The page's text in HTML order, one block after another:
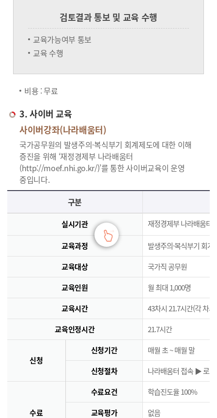
검토결과 통보 및 교육 수행
교육가능여부 통보
교육 수행
비용 : 무료
3. 사이버 교육
사이버강좌(나라배움터)
국가공무원의 발생주의·복식부기 회계제도에 대한 이해
증진을 위해 ‘재정경제부 나라배움터
(http://moef.nhi.go.kr/)’를 통한 사이버교육이 운영
중입니다.
사이버교육의 사이버강좌(나라배움터)에 대한 안내로 실시기관, 교육과정, 대상, 인원, 시간, 인정시간, 신청(기간,절차), 수료(요건,평가,수료증)으로 구분되며 이에 해당하는 내용으로 구성된 표 입니다.
구분
실시기관 재정경제부 나라배움터(
교육과정 발생주의·복식부기 회계
교육대상 국가직 공무원
교육인원 월 최대 1,000명
교육시간 43차시 21.7시간(각 차
교육인정시간 21.7시간
신청
신청기간 매월 초 ~ 매월 말
신청절차 나라배움터 접속 ▶ 로그
수료
수료요건 학습진도율 100%
교육평가 없음